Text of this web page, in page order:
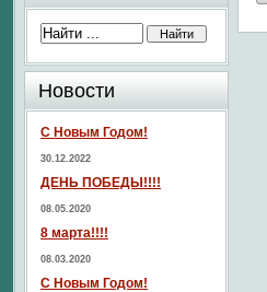
Новости
С Новым Годом!
30.12.2022
ДЕНЬ ПОБЕДЫ!!!!
08.05.2020
8 марта!!!!
08.03.2020
С Новым Годом!